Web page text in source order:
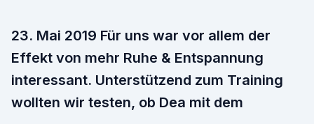
23. Mai 2019 Für uns war vor allem der
Effekt von mehr Ruhe & Entspannung
interessant. Unterstützend zum Training
wollten wir testen, ob Dea mit dem